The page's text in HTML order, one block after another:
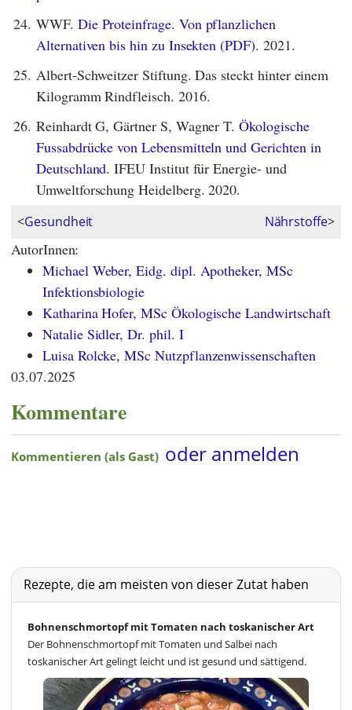
24. WWF. Die Proteinfrage. Von pflanzlichen
Alternativen bis hin zu Insekten (PDF). 2021.
25. Albert-Schweitzer Stiftung. Das steckt hinter einem
Kilogramm Rindfleisch. 2016.
26. Reinhardt G, Gärtner S, Wagner T.Ökologische
Fussabdrücke von Lebensmitteln und Gerichten in
Deutschland. IFEU Institut für Energie- und
Umweltforschung Heidelberg. 2020.
<Gesundheit Nährstoffe>
AutorInnen:
Michael Weber, Eidg. dipl. Apotheker, MSc
Infektionsbiologie
Katharina Hofer, MSc Ökologische Landwirtschaft
Natalie Sidler, Dr. phil. I
Luisa Rolcke, MSc Nutzpflanzenwissenschaften
03.07.2025
Kommentare
Rezepte, die am meisten von dieser Zutat haben
Bohnenschmortopf mit Tomaten nach toskanischer Art
Der Bohnenschmortopf mit Tomaten und Salbei nach
toskanischer Art gelingt leicht und ist gesund und sättigend.